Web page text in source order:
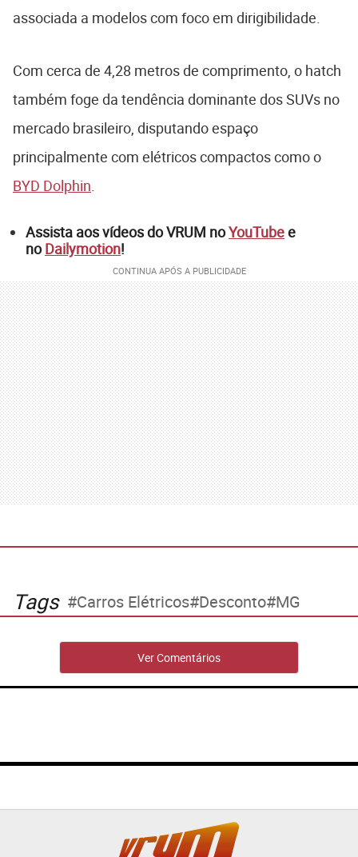
associada a modelos com foco em dirigibilidade.
Com cerca de 4,28 metros de comprimento, o hatch
também foge da tendência dominante dos SUVs no
mercado brasileiro, disputando espaço
principalmente com elétricos compactos como o
BYD Dolphin.
Assista aos vídeos do VRUM noYouTubee
noDailymotion!
Tags Carros Elétricos Desconto MG
Ver Comentários